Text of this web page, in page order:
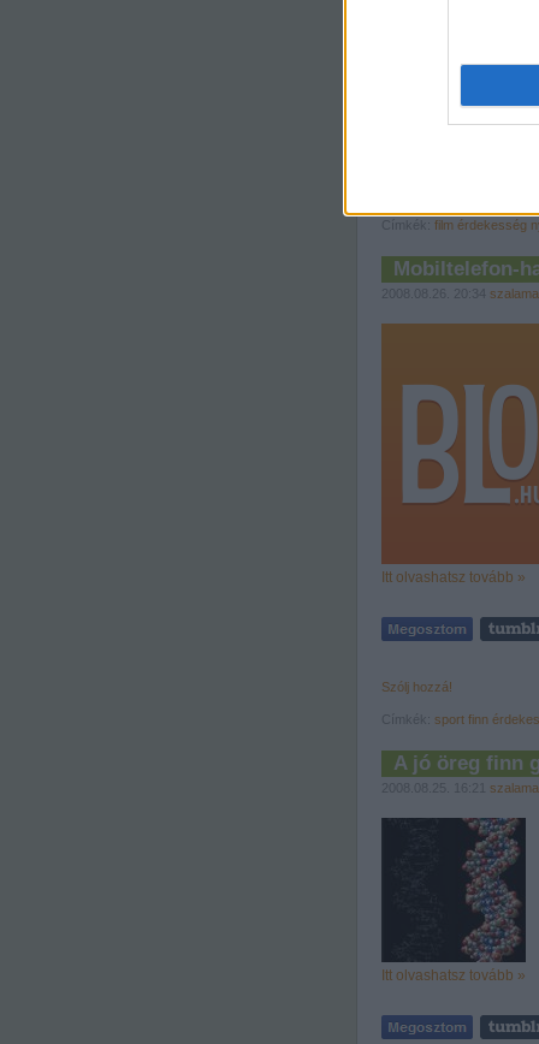
Címkék: film érdekesség
Mobiltelefon-
2008.08.26. 20:34
Itt olvashatsz tovább »
Szólj hozzá!
Címkék: sport finn
A jó öreg finn
2008.08.25. 16:21
Itt olvashatsz tovább »